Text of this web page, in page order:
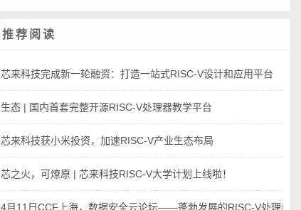
推荐阅读
芯来科技完成新一轮融资：打造一站式RISC-V设计和应用平台
生态 | 国内首套完整开源RISC-V处理器教学平台
芯来科技获小米投资，加速RISC-V产业生态布局
芯之火，可燎原 | 芯来科技RISC-V大学计划上线啦！
4月11日CCF上海，数据安全云论坛——蓬勃发展的RISC-V处理器